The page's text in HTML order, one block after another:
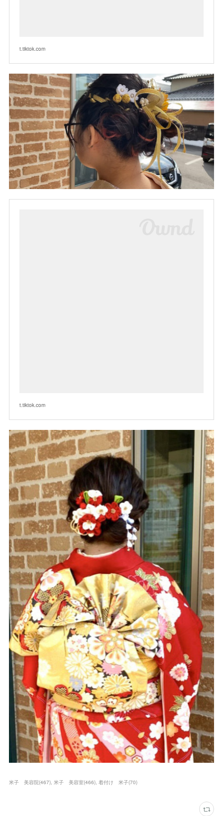
t.tiktok.com
t.tiktok.com
米子 美容院(467) 米子 美容室(466) 着付け 米子(70)